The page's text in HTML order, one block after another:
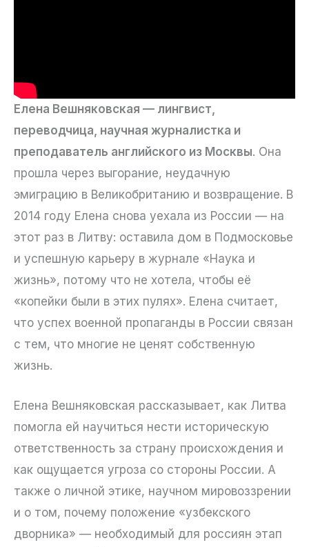
Елена Вешняковская — лингвист,
переводчица, научная журналистка и
преподаватель английского из Москвы. Она
прошла через выгорание, неудачную
эмиграцию в Великобританию и возвращение. В
2014 году Елена снова уехала из России — на
этот раз в Литву: оставила дом в Подмосковье
и успешную карьеру в журнале «Наука и
жизнь», потому что не хотела, чтобы её
«копейки были в этих пулях». Елена считает,
что успех военной пропаганды в России связан
с тем, что многие не ценят собственную
жизнь.
Елена Вешняковская рассказывает, как Литва
помогла ей научиться нести историческую
ответственность за страну происхождения и
как ощущается угроза со стороны России. А
также о личной этике, научном мировоззрении
и о том, почему положение «узбекского
дворника» — необходимый для россиян этап